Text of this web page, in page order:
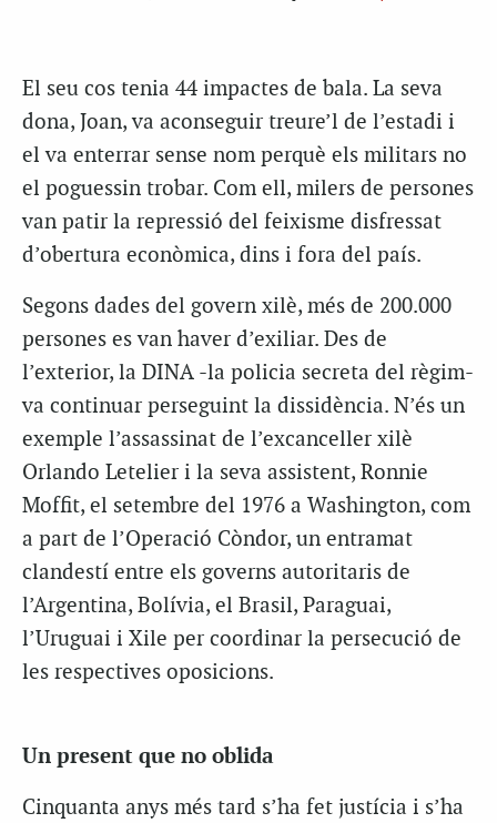
El seu cos tenia 44 impactes de bala. La seva
dona, Joan, va aconseguir treure’l de l’estadi i
el va enterrar sense nom perquè els militars no
el poguessin trobar. Com ell, milers de persones
van patir la repressió del feixisme disfressat
d’obertura econòmica, dins i fora del país.
Segons dades del govern xilè, més de 200.000
persones es van haver d’exiliar. Des de
l’exterior, la DINA -la policia secreta del règim-
va continuar perseguint la dissidència. N’és un
exemple l’assassinat de l’excanceller xilè
Orlando Letelier i la seva assistent, Ronnie
Moffit, el setembre del 1976 a Washington, com
a part de l’Operació Còndor, un entramat
clandestí entre els governs autoritaris de
l’Argentina, Bolívia, el Brasil, Paraguai,
l’Uruguai i Xile per coordinar la persecució de
les respectives oposicions.
Un present que no oblida
Cinquanta anys més tard s’ha fet justícia i s’ha